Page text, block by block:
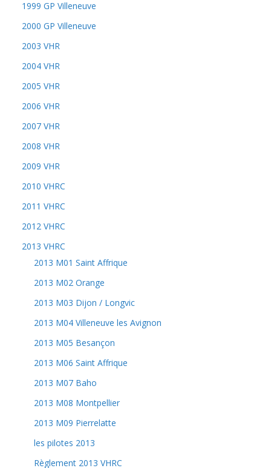
1999 GP Villeneuve
2000 GP Villeneuve
2003 VHR
2004 VHR
2005 VHR
2006 VHR
2007 VHR
2008 VHR
2009 VHR
2010 VHRC
2011 VHRC
2012 VHRC
2013 VHRC
2013 M01 Saint Affrique
2013 M02 Orange
2013 M03 Dijon / Longvic
2013 M04 Villeneuve les Avignon
2013 M05 Besançon
2013 M06 Saint Affrique
2013 M07 Baho
2013 M08 Montpellier
2013 M09 Pierrelatte
les pilotes 2013
Règlement 2013 VHRC